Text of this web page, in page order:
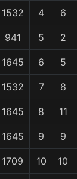
1532 4 6
941 5 2
1645 6 5
1532 7 8
1645 8 11
1645 9 9
1709 10 10